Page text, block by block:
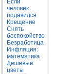
Если
человек
подавился
Крещение
Снять
беспокойство
Безработица
Инфляция:
математика
Дешевые
цветы